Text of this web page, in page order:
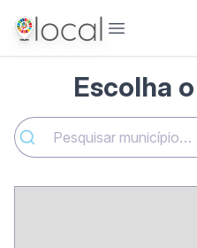
Abrir menu
Escolha